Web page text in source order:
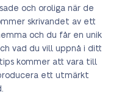
och oroliga när de
skrivandet av ett
och du får en unik
vad du vill uppnå i ditt
kommer att vara till
ett utmärkt